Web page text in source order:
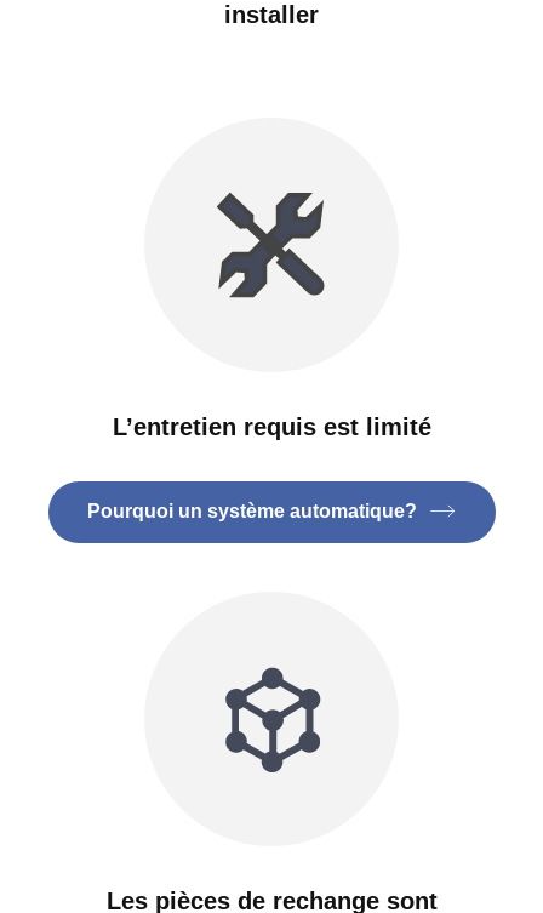
installer
L’entretien requis est limité
Pourquoi un système automatique?
Les pièces de rechange sont